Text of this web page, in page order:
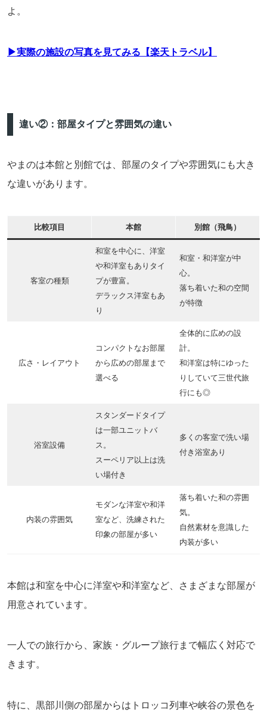
よ。
▶実際の施設の写真を見てみる【楽天トラベル】
違い②：部屋タイプと雰囲気の違い
やまのは本館と別館では、部屋のタイプや雰囲気にも大き
な違いがあります。
比較項目 本館 別館（飛鳥）
客室の種類
和室を中心に、洋室
や和洋室もありタイ
プが豊富。
デラックス洋室もあ
り
和室・和洋室が中
心。
落ち着いた和の空間
が特徴
広さ・レイアウト
コンパクトなお部屋
から広めの部屋まで
選べる
全体的に広めの設
計。
和洋室は特にゆった
りしていて三世代旅
行にも◎
浴室設備
スタンダードタイプ
は一部ユニットバ
ス。
スーペリア以上は洗
い場付き
多くの客室で洗い場
付き浴室あり
内装の雰囲気
モダンな洋室や和洋
室など、洗練された
印象の部屋が多い
落ち着いた和の雰囲
気。
自然素材を意識した
内装が多い
本館は和室を中心に洋室や和洋室など、さまざまな部屋が
用意されています。
一人での旅行から、家族・グループ旅行まで幅広く対応で
きます。
特に、黒部川側の部屋からはトロッコ列車や峡谷の景色を